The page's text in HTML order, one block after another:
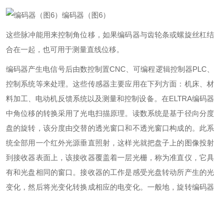
编码器（图6）
这些脉冲能用来控制角位移，如果编码器与齿轮条或螺旋丝杠结
合在一起，也可用于测量直线位移。
编码器产生电信号后由数控制置CNC、可编程逻辑控制器PLC、
控制系统等来处理。这些传感器主要应用在下列方面：机床、材
料加工、电动机反馈系统以及测量和控制设备。在ELTRA编码器
中角位移的转换采用了光电扫描原理。读数系统是基于径向分度
盘的旋转，该分度由交替的透光窗口和不透光窗口构成的。此系
统全部用一个红外光源垂直照射，这样光就把盘子上的图像投射
到接收器表面上，该接收器覆盖着一层光栅，称为准直仪，它具
有和光盘相同的窗口。接收器的工作是感受光盘转动所产生的光
变化，然后将光变化转换成相应的电变化。一般地，旋转编码器